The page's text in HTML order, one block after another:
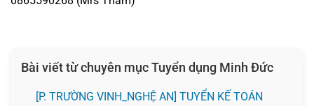
Bài viết từ chuyên mục Tuyển dụng Minh Đức
[P. TRƯỜNG VINH_NGHỆ AN] TUYỂN KẾ TOÁN